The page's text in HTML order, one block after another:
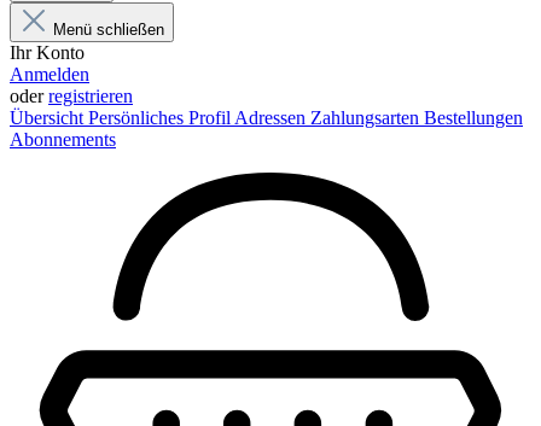
Menü schließen
Ihr Konto
Anmelden
oderregistrieren
Übersicht Persönliches Profil Adressen Zahlungsarten Bestellungen
Abonnements